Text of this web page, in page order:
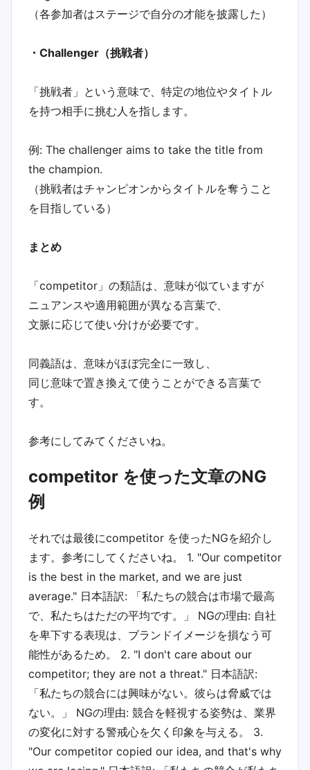
（各参加者はステージで自分の才能を披露した）
・Challenger（挑戦者）
「挑戦者」という意味で、特定の地位やタイトル
を持つ相手に挑む人を指します。
例: The challenger aims to take the title from
the champion.
（挑戦者はチャンピオンからタイトルを奪うこと
を目指している）
まとめ
「competitor」の類語は、意味が似ていますが
ニュアンスや適用範囲が異なる言葉で、
文脈に応じて使い分けが必要です。
同義語は、意味がほぼ完全に一致し、
同じ意味で置き換えて使うことができる言葉で
す。
参考にしてみてくださいね。
competitor を使った文章のNG
例
それでは最後に competitor を使ったNGを紹介し
ます。参考にしてくださいね。 1. "Our competitor
is the best in the market, and we are just
average." 日本語訳: 「私たちの競合は市場で最高
で、私たちはただの平均です。」 NGの理由: 自社
を卑下する表現は、ブランドイメージを損なう可
能性があるため。 2. "I don't care about our
competitor; they are not a threat." 日本語訳:
「私たちの競合には興味がない。彼らは脅威では
ない。」 NGの理由: 競合を軽視する姿勢は、業界
の変化に対する警戒心を欠く印象を与える。 3.
"Our competitor copied our idea, and that's why